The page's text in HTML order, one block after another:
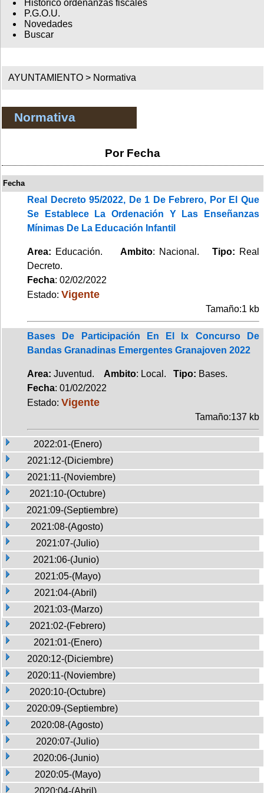
Histórico ordenanzas fiscales
P.G.O.U.
Novedades
Buscar
AYUNTAMIENTO > Normativa
Normativa
Por Fecha
Fecha
Real Decreto 95/2022, De 1 De Febrero, Por El Que
Se Establece La Ordenación Y Las Enseñanzas
Mínimas De La Educación Infantil
Area: Educación. Ambito: Nacional. Tipo: Real
Decreto.
Fecha: 02/02/2022
Estado: Vigente
Tamaño:1 kb
Bases De Participación En El Ix Concurso De
Bandas Granadinas Emergentes Granajoven 2022
Area: Juventud. Ambito: Local. Tipo: Bases.
Fecha: 01/02/2022
Estado: Vigente
Tamaño:137 kb
2022:01-(Enero)
2021:12-(Diciembre)
2021:11-(Noviembre)
2021:10-(Octubre)
2021:09-(Septiembre)
2021:08-(Agosto)
2021:07-(Julio)
2021:06-(Junio)
2021:05-(Mayo)
2021:04-(Abril)
2021:03-(Marzo)
2021:02-(Febrero)
2021:01-(Enero)
2020:12-(Diciembre)
2020:11-(Noviembre)
2020:10-(Octubre)
2020:09-(Septiembre)
2020:08-(Agosto)
2020:07-(Julio)
2020:06-(Junio)
2020:05-(Mayo)
2020:04-(Abril)